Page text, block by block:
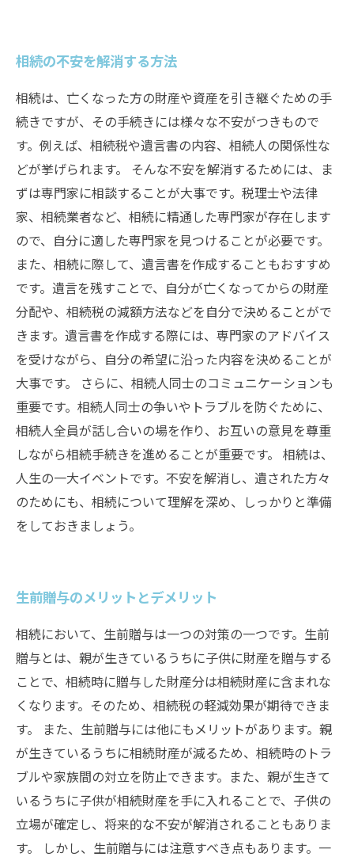
相続の不安を解消する方法
相続は、亡くなった方の財産や資産を引き継ぐための手
続きですが、その手続きには様々な不安がつきもので
す。例えば、相続税や遺言書の内容、相続人の関係性な
どが挙げられます。 そんな不安を解消するためには、ま
ずは専門家に相談することが大事です。税理士や法律
家、相続業者など、相続に精通した専門家が存在します
ので、自分に適した専門家を見つけることが必要です。
また、相続に際して、遺言書を作成することもおすすめ
です。遺言を残すことで、自分が亡くなってからの財産
分配や、相続税の減額方法などを自分で決めることがで
きます。遺言書を作成する際には、専門家のアドバイス
を受けながら、自分の希望に沿った内容を決めることが
大事です。 さらに、相続人同士のコミュニケーションも
重要です。相続人同士の争いやトラブルを防ぐために、
相続人全員が話し合いの場を作り、お互いの意見を尊重
しながら相続手続きを進めることが重要です。 相続は、
人生の一大イベントです。不安を解消し、遺された方々
のためにも、相続について理解を深め、しっかりと準備
をしておきましょう。
生前贈与のメリットとデメリット
相続において、生前贈与は一つの対策の一つです。生前
贈与とは、親が生きているうちに子供に財産を贈与する
ことで、相続時に贈与した財産分は相続財産に含まれな
くなります。そのため、相続税の軽減効果が期待できま
す。 また、生前贈与には他にもメリットがあります。親
が生きているうちに相続財産が減るため、相続時のトラ
ブルや家族間の対立を防止できます。また、親が生きて
いるうちに子供が相続財産を手に入れることで、子供の
立場が確定し、将来的な不安が解消されることもありま
す。 しかし、生前贈与には注意すべき点もあります。一